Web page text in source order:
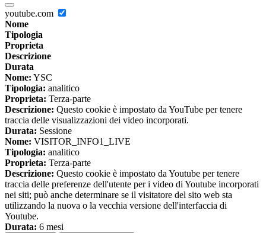
youtube.com
Nome
Tipologia
Proprieta
Descrizione
Durata
Nome: YSC
Tipologia: analitico
Proprieta: Terza-parte
Descrizione: Questo cookie è impostato da YouTube per tenere
traccia delle visualizzazioni dei video incorporati.
Durata: Sessione
Nome: VISITOR_INFO1_LIVE
Tipologia: analitico
Proprieta: Terza-parte
Descrizione: Questo cookie è impostato da Youtube per tenere
traccia delle preferenze dell'utente per i video di Youtube incorporati
nei siti; può anche determinare se il visitatore del sito web sta
utilizzando la nuova o la vecchia versione dell'interfaccia di
Youtube.
Durata: 6 mesi